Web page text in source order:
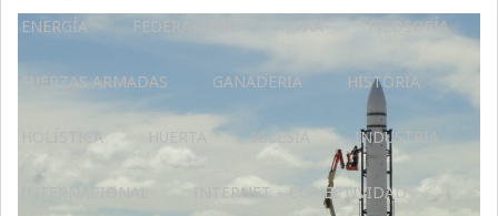
ENERGÍA FEDERALISMO FFAA FILOSOFÍA
FUERZAS ARMADAS GANADERIA HISTORIA
HOLÍSTICA IGLESIA INDUSTRIA
INTERNACIONAL INTERNET – CONECTIVIDAD